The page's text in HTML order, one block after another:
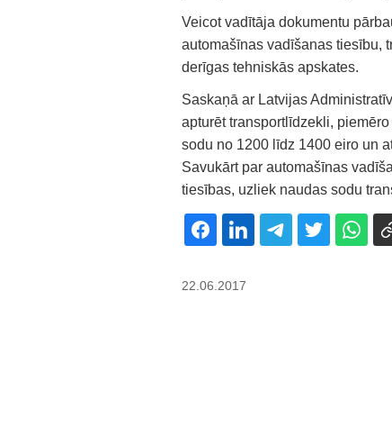
Veicot vadītāja dokumentu
automašīnas vadīšanas tiesību,
derīgas tehniskās apskates.
Saskaņā ar Latvijas
apturēt transportlīdzekli,
sodu no 1200 līdz 1400 eiro un
Savukārt par automašīnas
tiesības, uzliek naudas sodu
22.06.2017